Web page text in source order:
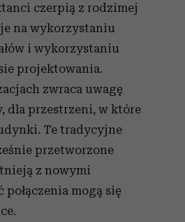
czerpią z rodzimej
na wykorzystaniu
i wykorzystaniu
projektowania.
zwraca uwagę
dla przestrzeni, w które
Te tradycyjne
przetworzone
z nowymi
mogą się